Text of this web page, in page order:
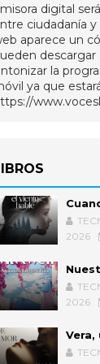
digital
ciudadanía
aparece un
descargar
la
ya que
2026
2026